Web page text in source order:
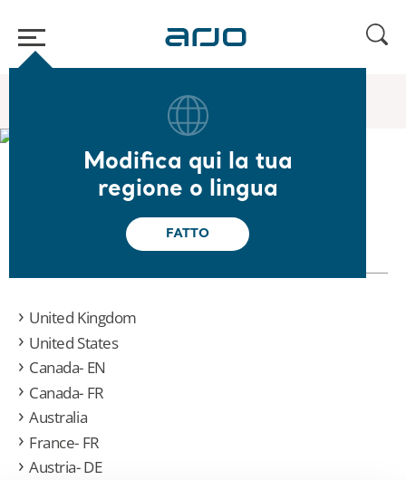
Modifica qui la tua
regione o lingua
FATTO
Country Selector Clinical Focus Guide
To request a copy of the Clinical Focus
Guide, please select your country:
United Kingdom
United States
Canada- EN
Canada- FR
Australia
France- FR
Austria- DE